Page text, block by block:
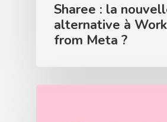
Sharee : la
alternative à
from Meta ?